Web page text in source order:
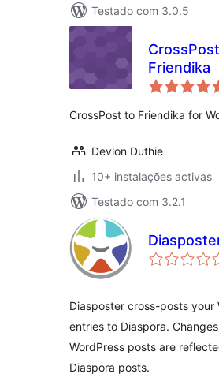
Testado com 3.0.5
Friendika
CrossPost to Friendika for
Devlon Duthie
10+ instalações activas
Testado com 3.2.1
Diasposter cross-posts your
entries to Diaspora.
WordPress posts are
Diaspora posts.